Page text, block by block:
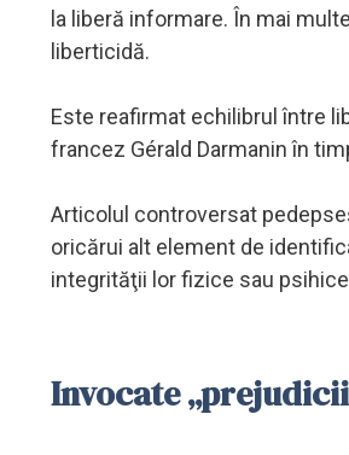
la liberă informare. În mai
liberticidă.
Este reafirmat echilibrul între
francez Gérald Darmanin în
Articolul controversat
oricărui alt element de
integrităţii lor fizice sau
Invocate